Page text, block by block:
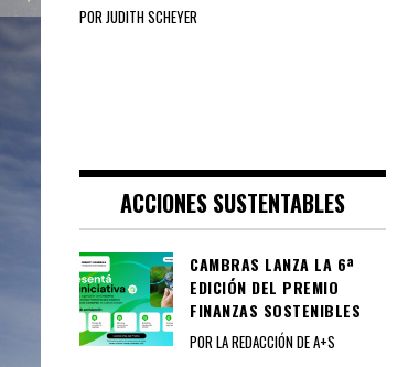
POR JUDITH SCHEYER
ACCIONES SUSTENTABLES
CAMBRAS LANZA LA 6ª
EDICIÓN DEL PREMIO
FINANZAS SOSTENIBLES
POR LA REDACCIÓN DE A+S